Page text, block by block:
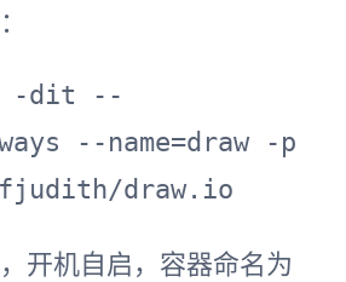
-dit --
--name=draw -p
fjudith/draw.io
开机自启，容器命名为